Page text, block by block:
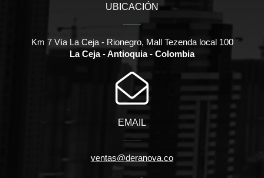
UBICACIÓN
Km 7 Vía La Ceja - Rionegro, Mall Tezenda local 100
La Ceja - Antioquia - Colombia
EMAIL
ventas@deranova.co